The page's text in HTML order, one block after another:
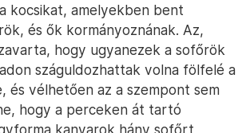
kocsikat, amelyekben bent
és ők kormányoznának. Az,
hogy ugyanezek a sofőrök
száguldozhattak volna fölfelé a
és vélhetően az a szempont sem
hogy a perceken át tartó
kanyarok hány sofőrt